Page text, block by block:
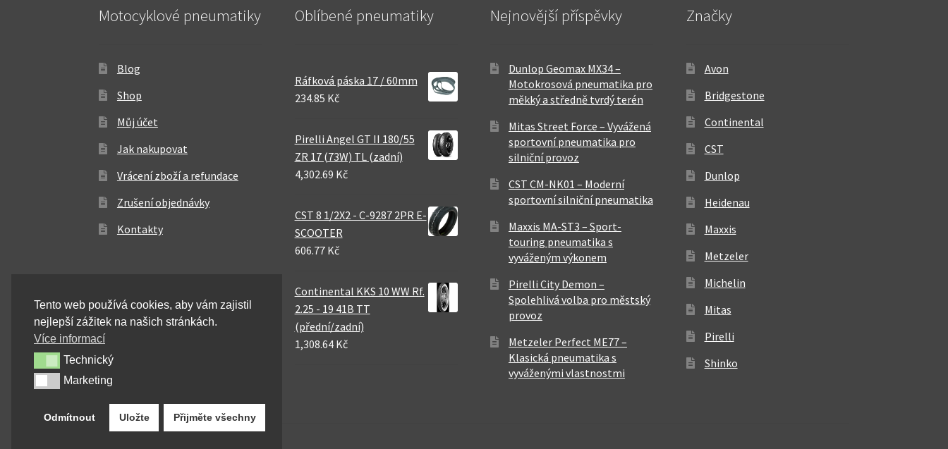
Motocyklové pneumatiky
Blog
Shop
Můj účet
Jak nakupovat
Vrácení zboží a refundace
Zrušení objednávky
Kontakty
Oblíbené pneumatiky
Ráfková páska 17 / 60mm
234.85 Kč
Pirelli Angel GT II 180/55
ZR 17 (73W) TL (zadní)
4,302.69 Kč
CST 8 1/2X2 - C-9287 2PR E-
SCOOTER
606.77 Kč
Continental KKS 10 WW Rf.
2.25 - 19 41B TT
(přední/zadní)
1,308.64 Kč
Nejnovější příspěvky
Dunlop Geomax MX34 –
Motokrosová pneumatika pro
měkký a středně tvrdý terén
Mitas Street Force – Vyvážená
sportovní pneumatika pro
silniční provoz
CST CM-NK01 – Moderní
sportovní silniční pneumatika
Maxxis MA-ST3 – Sport-
touring pneumatika s
vyváženým výkonem
Pirelli City Demon –
Spolehlivá volba pro městský
provoz
Metzeler Perfect ME77 –
Klasická pneumatika s
vyváženými vlastnostmi
Značky
Avon
Bridgestone
Continental
CST
Dunlop
Heidenau
Maxxis
Metzeler
Michelin
Mitas
Pirelli
Shinko
Tento web používá cookies, aby vám zajistil
nejlepší zážitek na našich stránkách.
Více informací
TechnickýTechnický
MarketingMarketing
Odmítnout Uložte Přijměte všechny